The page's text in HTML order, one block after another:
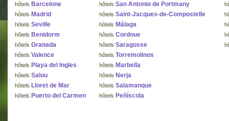
hôtels Barcelone
hôtels Madrid
hôtels Seville
hôtels Benidorm
hôtels Granada
hôtels Valence
hôtels Playa del Ingles
hôtels Salou
hôtels Lloret de Mar
hôtels Puerto del Carmen
hôtels San Antonio de Portmany
hôtels Saint-Jacques-de-Compostelle
hôtels Málaga
hôtels Cordoue
hôtels Saragosse
hôtels Torremolinos
hôtels Marbella
hôtels Nerja
hôtels Salamanque
hôtels Peñíscola